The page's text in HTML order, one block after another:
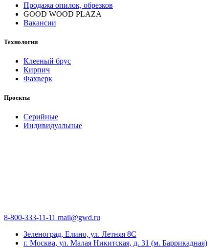
Продажа опилок, обрезков
GOOD WOOD PLAZA
Вакансии
Технологии
Клееный брус
Кирпич
Фахверк
Проекты
Серийные
Индивидуальные
8-800-333-11-11 mail@gwd.ru
Зеленоград, Елино, ул. Летняя 8С
г. Москва, ул. Малая Никитская, д. 31 (м. Баррикадная)